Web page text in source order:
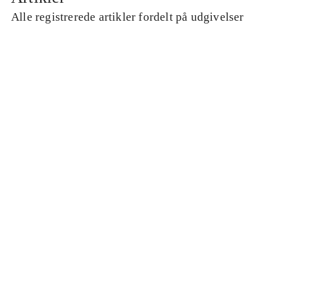
Alle registrerede artikler fordelt på udgivelser